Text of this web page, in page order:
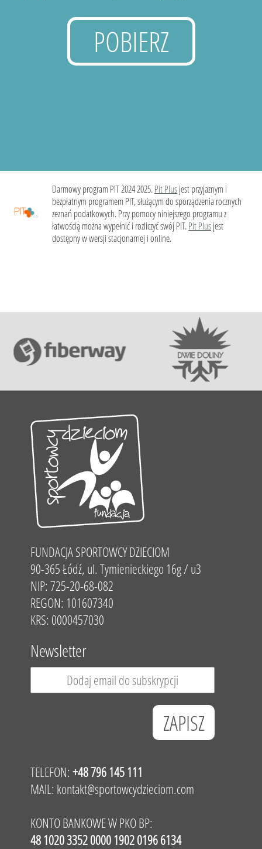
POBIERZ
Darmowy program PIT 2024 2025.Pit Plusjest przyjaznym i
bezpłatnym programem PIT, służącym do sporządzenia rocznych
zeznań podatkowych. Przy pomocy niniejszego programu z
łatwością można wypełnić i rozliczyć swój PIT.Pit Plusjest
dostępny w wersji stacjonarnej i online.
FUNDACJA SPORTOWCY DZIECIOM
90-365 Łódź, ul. Tymienieckiego 16g / u3
NIP: 725-20-68-082
REGON: 101607340
KRS: 0000457030
Newsletter
TELEFON: +48 796 145 111
MAIL: kontakt@sportowcydzieciom.com
KONTO BANKOWE W PKO BP:
48 1020 3352 0000 1902 0196 6134